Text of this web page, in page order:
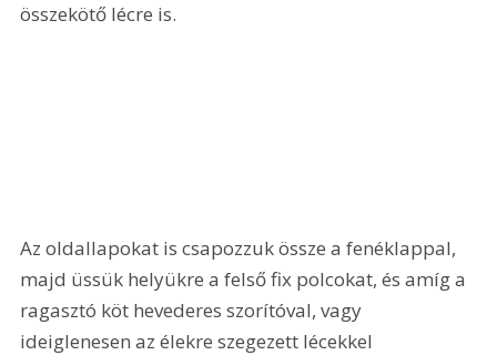
összekötő lécre is.
Az oldallapokat is csapozzuk össze a fenéklappal,
majd üssük helyükre a felső fix polcokat, és amíg a
ragasztó köt hevederes szorítóval, vagy
ideiglenesen az élekre szegezett lécekkel